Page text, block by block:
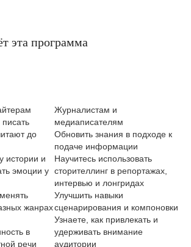
эта программа
писать
до
истории и
эмоции у
жанрах
в
речи
Журналистам и
медиаписателям
Обновить знания в подходе к
подаче информации
Научитесь использовать
сторителлинг в репортажах,
интервью и лонгридах
Улучшить навыки
сценарирования и компоновки
Узнаете, как привлекать и
удерживать внимание
аудитории